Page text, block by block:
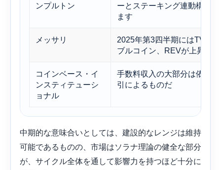
ンプルトン
ーとステーキング連動構造
ます
メッサリ
2025年第3四半期にはTVL、
ブルコイン、REVが上昇し
コインベース・イ
ンスティテューシ
ョナル
手数料収入の大部分は依然
引によるものだ
中期的な意味合いとしては、建設的なレンジは維持
可能であるものの、市場はソラナ理論の健全な部分
が、サイクル全体を通して影響力を持つほど十分に